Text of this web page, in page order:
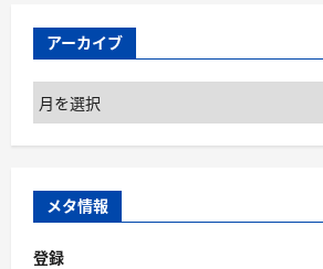
アーカイブ
ア
ー
カ
ブ
メタ情報
登録